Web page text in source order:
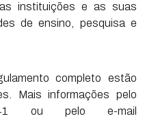
instituições e as suas
de ensino, pesquisa e
completo estão
Mais informações pelo
ou pelo e-mail